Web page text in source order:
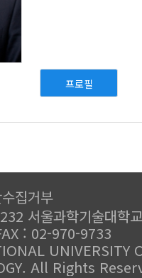
프로필
집거부
서울과학기술대학
: 02-970-9733
UNIVERSITY
All Rights